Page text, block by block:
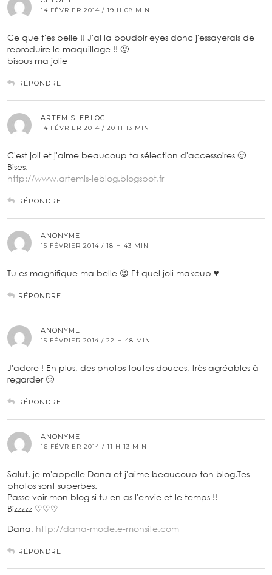
14 FÉVRIER 2014 / 19 H 08 MIN
Ce que t'es belle !! J'ai la boudoir eyes donc j'essayerais de
reproduire le maquillage !! 🙂
bisous ma jolie
RÉPONDRE
ARTEMISLEBLOG
14 FÉVRIER 2014 / 20 H 13 MIN
C'est joli et j'aime beaucoup ta sélection d'accessoires 🙂
Bises.
http://www.artemis-leblog.blogspot.fr
RÉPONDRE
ANONYME
15 FÉVRIER 2014 / 18 H 43 MIN
Tu es magnifique ma belle 😉 Et quel joli makeup ♥
RÉPONDRE
ANONYME
15 FÉVRIER 2014 / 22 H 48 MIN
J'adore ! En plus, des photos toutes douces, très agréables à
regarder 🙂
RÉPONDRE
ANONYME
16 FÉVRIER 2014 / 11 H 13 MIN
Salut, je m'appelle Dana et j'aime beaucoup ton blog.Tes
photos sont superbes.
Passe voir mon blog si tu en as l'envie et le temps !!
Bizzzzz ♡♡♡
Dana, http://dana-mode.e-monsite.com
RÉPONDRE